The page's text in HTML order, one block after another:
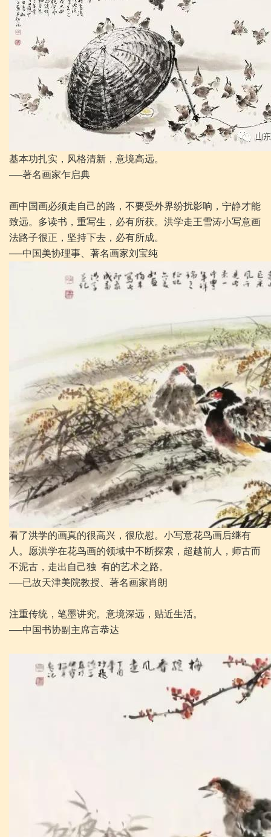
基本功扎实，风格清新，意境高远。
──著名画家乍启典
画中国画必须走自己的路，不要受外界纷扰影响，宁静才能
致远。多读书，重写生，必有所获。洪学走王雪涛小写意画
法路子很正，坚持下去，必有所成。
──中国美协理事、著名画家刘宝纯
看了洪学的画真的很高兴，很欣慰。小写意花鸟画后继有
人。愿洪学在花鸟画的领域中不断探索，超越前人，师古而
不泥古，走出自己独 有的艺术之路。
──已故天津美院教授、著名画家肖朗
注重传统，笔墨讲究。意境深远，贴近生活。
──中国书协副主席言恭达